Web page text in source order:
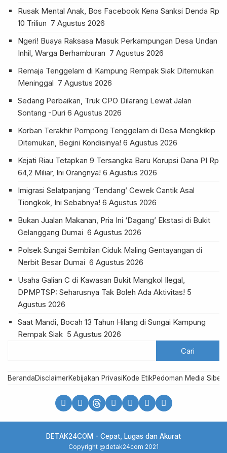
Rusak Mental Anak, Bos Facebook Kena Sanksi Denda Rp
10 Triliun 7 Agustus 2026
Ngeri! Buaya Raksasa Masuk Perkampungan Desa Undan
Inhil, Warga Berhamburan 7 Agustus 2026
Remaja Tenggelam di Kampung Rempak Siak Ditemukan
Meninggal 7 Agustus 2026
Sedang Perbaikan, Truk CPO Dilarang Lewat Jalan
Sontang -Duri 6 Agustus 2026
Korban Terakhir Pompong Tenggelam di Desa Mengkikip
Ditemukan, Begini Kondisinya! 6 Agustus 2026
Kejati Riau Tetapkan 9 Tersangka Baru Korupsi Dana PI Rp
64,2 Miliar, Ini Orangnya! 6 Agustus 2026
Imigrasi Selatpanjang ‘Tendang’ Cewek Cantik Asal
Tiongkok, Ini Sebabnya! 6 Agustus 2026
Bukan Jualan Makanan, Pria Ini ‘Dagang’ Ekstasi di Bukit
Gelanggang Dumai 6 Agustus 2026
Polsek Sungai Sembilan Ciduk Maling Gentayangan di
Nerbit Besar Dumai 6 Agustus 2026
Usaha Galian C di Kawasan Bukit Mangkol Ilegal,
DPMPTSP: Seharusnya Tak Boleh Ada Aktivitas! 5
Agustus 2026
Saat Mandi, Bocah 13 Tahun Hilang di Sungai Kampung
Rempak Siak 5 Agustus 2026
BerandaDisclaimerKebijakan PrivasiKode EtikPedoman Media Siber
DETAK24COM - Cepat, Lugas dan Akurat
Copyright @detak24com 2021